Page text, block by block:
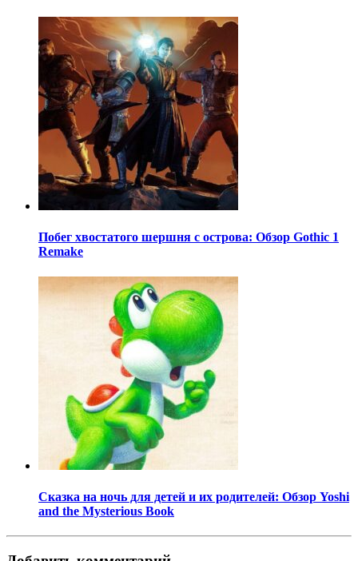
Побег хвостатого шершня с острова: Обзор Gothic 1
Remake
Сказка на ночь для детей и их родителей: Обзор Yoshi
and the Mysterious Book